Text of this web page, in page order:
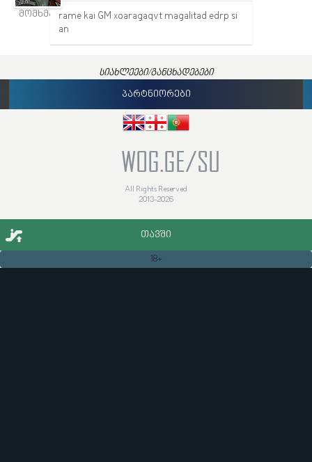
მომხმარებელიrame kai GM xoaragaqvt magalitad edrp si
an
სიახლეები/განცხადებები
პარტნიორები
WOG.GE/SU
All Rights Reserved
2013-2026
ᲗᲐᲕᲨᲘ
18+